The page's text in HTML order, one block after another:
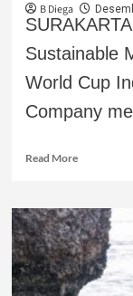
B Diega
Sustainable
World Cup
Company
Read More